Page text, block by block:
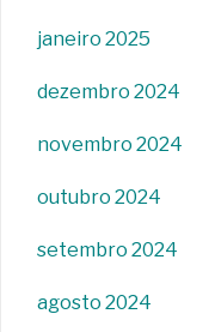
janeiro 2025
dezembro 2024
novembro 2024
outubro 2024
setembro 2024
agosto 2024